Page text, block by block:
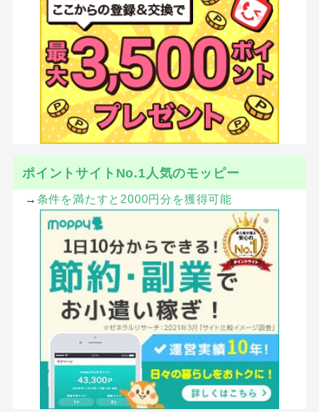
ポイントサイトNo.1人気のモッピー
→ 条件を満たすと2000円分を獲得可能